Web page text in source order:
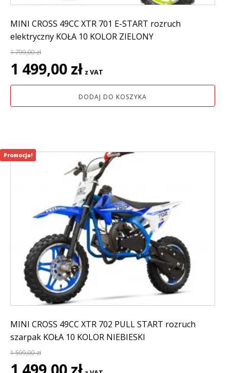
MINI CROSS 49CC XTR 701 E-START rozruch
elektryczny KOŁA 10 KOLOR ZIELONY
1 799,00zł
Pierwotna
cena
wynosiła:
1 499,00 zł cena
wynosi:
1
z VAT
DODAJ DO KOSZYKA
MINI CROSS 49CC XTR 702 PULL START rozruch
szarpak KOŁA 10 KOLOR NIEBIESKI
1 599,00zł
Pierwotna
Promocja!